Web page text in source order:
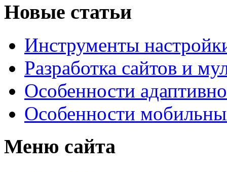
Новые статьи
Инструменты
Разработка сайтов и
Особенности
Особенности
Меню сайта